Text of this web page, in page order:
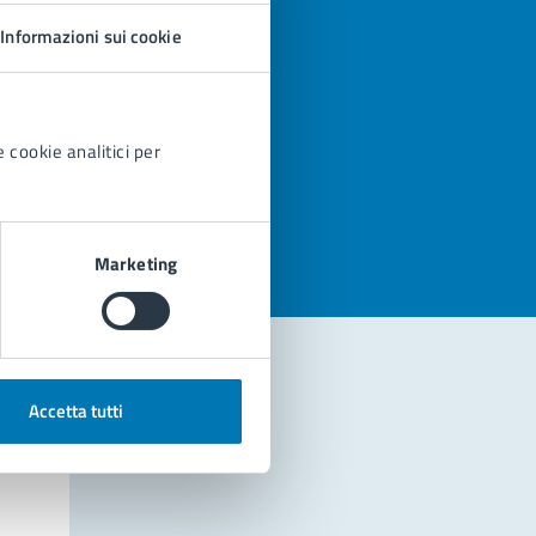
Informazioni sui cookie
cookie analitici per
Marketing
Accetta tutti